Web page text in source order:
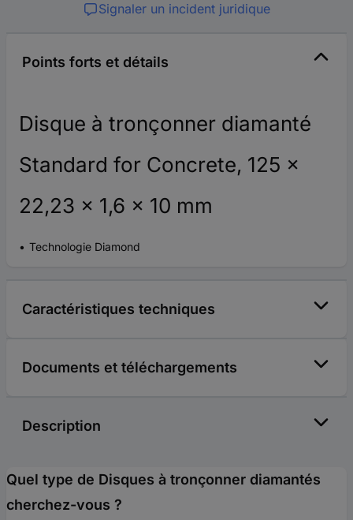
Signaler un incident juridique
Points forts et détails
Disque à tronçonner diamanté
Standard for Concrete, 125 x
22,23 x 1,6 x 10 mm
Technologie Diamond
Caractéristiques techniques
Documents et téléchargements
Description
Quel type de Disques à tronçonner diamantés
cherchez-vous ?